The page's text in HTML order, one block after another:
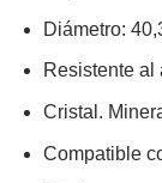
Diámetro:
Resistente al
Cristal.
Compatible